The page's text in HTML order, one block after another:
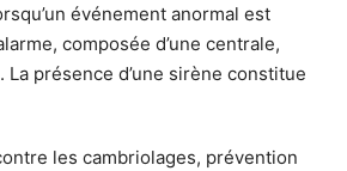
événement anormal est
composée d’une centrale,
présence d’une sirène constitue
les cambriolages, prévention